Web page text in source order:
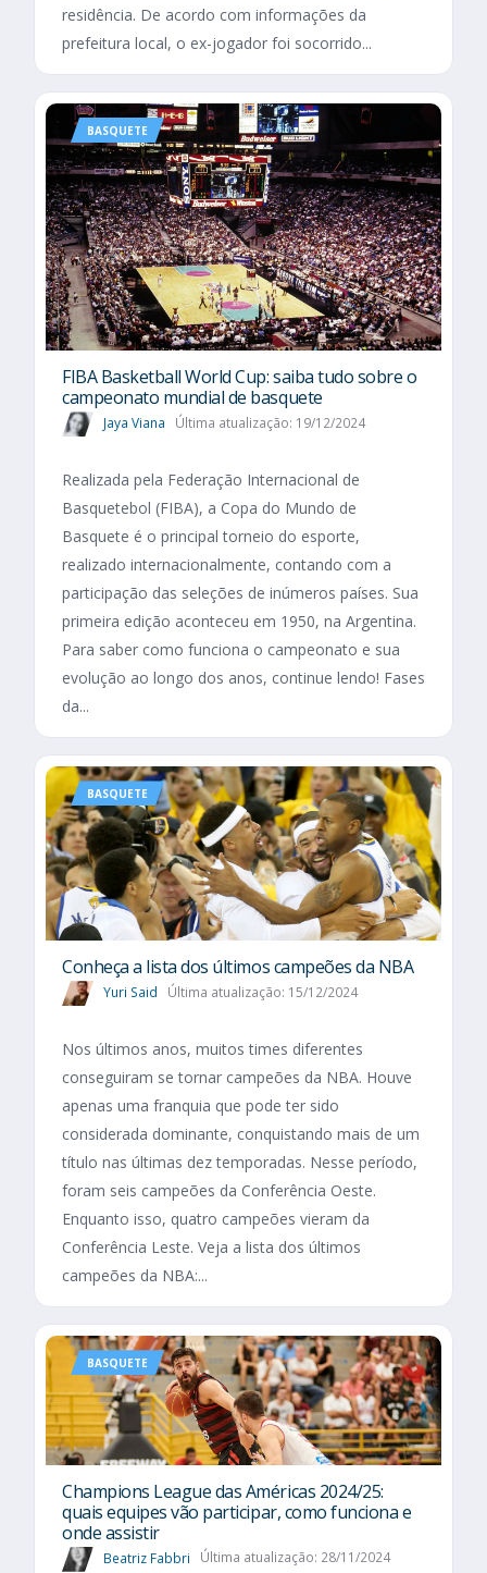
residência. De acordo com informações da
prefeitura local, o ex-jogador foi socorrido...
BASQUETE
FIBA Basketball World Cup: saiba tudo sobre o
campeonato mundial de basquete
Jaya Viana Última atualização: 19/12/2024
Realizada pela Federação Internacional de
Basquetebol (FIBA), a Copa do Mundo de
Basquete é o principal torneio do esporte,
realizado internacionalmente, contando com a
participação das seleções de inúmeros países. Sua
primeira edição aconteceu em 1950, na Argentina.
Para saber como funciona o campeonato e sua
evolução ao longo dos anos, continue lendo! Fases
da...
BASQUETE
Conheça a lista dos últimos campeões da NBA
Yuri Said Última atualização: 15/12/2024
Nos últimos anos, muitos times diferentes
conseguiram se tornar campeões da NBA. Houve
apenas uma franquia que pode ter sido
considerada dominante, conquistando mais de um
título nas últimas dez temporadas. Nesse período,
foram seis campeões da Conferência Oeste.
Enquanto isso, quatro campeões vieram da
Conferência Leste. Veja a lista dos últimos
campeões da NBA:...
BASQUETE
Champions League das Américas 2024/25:
quais equipes vão participar, como funciona e
onde assistir
Beatriz Fabbri Última atualização: 28/11/2024